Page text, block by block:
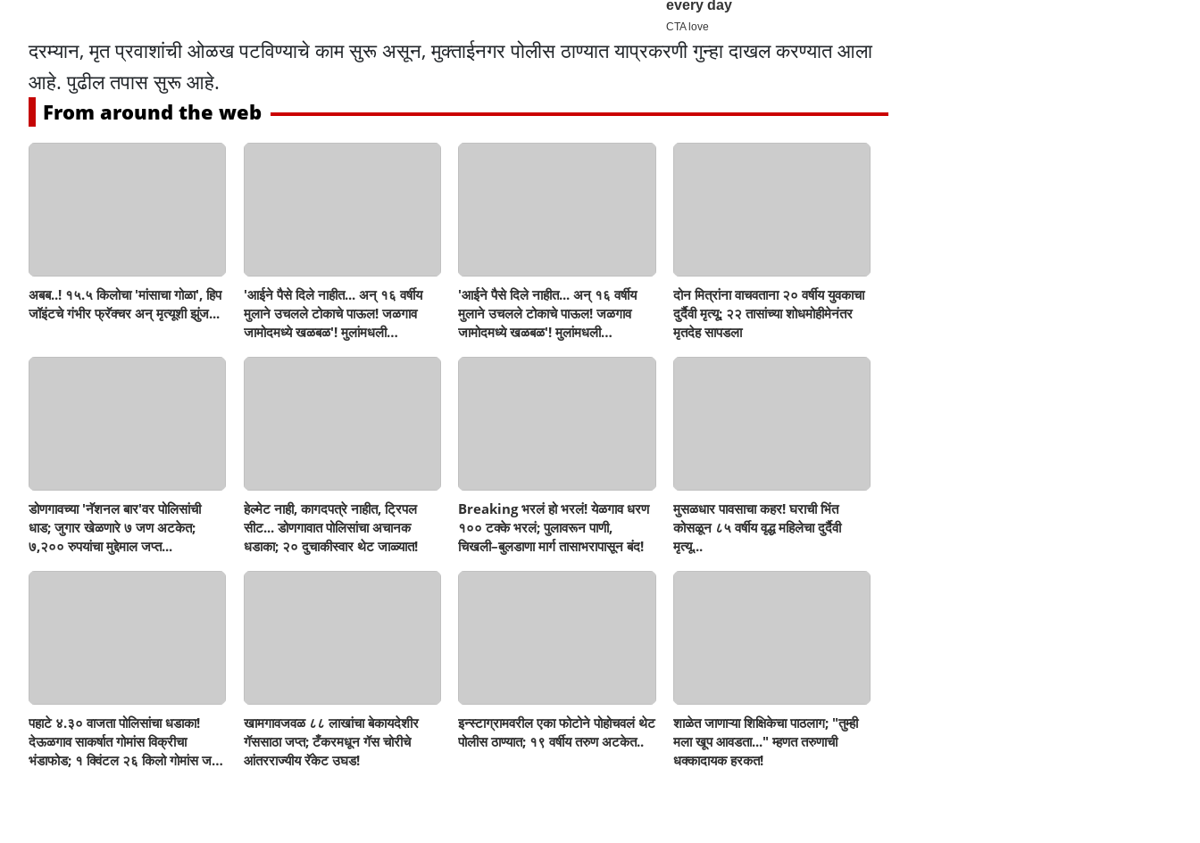
दरम्यान, मृत प्रवाशांची ओळख पटविण्याचे काम सुरू असून, मुक्ताईनगर पोलीस ठाण्यात याप्रकरणी गुन्हा दाखल करण्यात आला
आहे. पुढील तपास सुरू आहे.
From around the web
अबब..! १५.५ किलोचा 'मांसाचा गोळा', हिप
जॉइंटचे गंभीर फ्रॅक्चर अन् मृत्यूशी झुंज...
'आईने पैसे दिले नाहीत... अन् १६ वर्षीय
मुलाने उचलले टोकाचे पाऊल! जळगाव
जामोदमध्ये खळबळ'! मुलांमधली
'आईने पैसे दिले नाहीत... अन् १६ वर्षीय
मुलाने उचलले टोकाचे पाऊल! जळगाव
जामोदमध्ये खळबळ'! मुलांमधली
दोन मित्रांना वाचवताना २० वर्षीय युवकाचा
दुर्दैवी मृत्यू; २२ तासांच्या शोधमोहीमेनंतर
मृतदेह सापडला
डोणगावच्या 'नॅशनल बार'वर पोलिसांची
धाड; जुगार खेळणारे ७ जण अटकेत;
७,२०० रुपयांचा मुद्देमाल जप्त...
हेल्मेट नाही, कागदपत्रे नाहीत, ट्रिपल
सीट... डोणगावात पोलिसांचा अचानक
धडाका; २० दुचाकीस्वार थेट जाळ्यात!
Breaking भरलं हो भरलं! येळगाव धरण
१०० टक्के भरलं; पुलावरून पाणी,
चिखली–बुलडाणा मार्ग तासाभरापासून बंद!
मुसळधार पावसाचा कहर! घराची भिंत
कोसळून ८५ वर्षीय वृद्ध महिलेचा दुर्दैवी
मृत्यू...
पहाटे ४.३० वाजता पोलिसांचा धडाका!
देऊळगाव साकर्षात गोमांस विक्रीचा
भंडाफोड; १ क्विंटल २६ किलो गोमांस जप्त,
खामगावजवळ ८८ लाखांचा बेकायदेशीर
गॅससाठा जप्त; टँकरमधून गॅस चोरीचे
आंतरराज्यीय रॅकेट उघड!
इन्स्टाग्रामवरील एका फोटोने पोहोचवलं थेट
पोलीस ठाण्यात; १९ वर्षीय तरुण अटकेत..
शाळेत जाणाऱ्या शिक्षिकेचा पाठलाग; "तुम्ही
मला खूप आवडता..." म्हणत तरुणाची
धक्कादायक हरकत!